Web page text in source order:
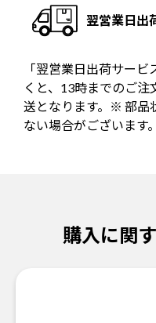
翌営業日出
「翌営業日出荷サー
くと、13時までのご
送となります。※ 部品
ない場合がございます。
購入に関